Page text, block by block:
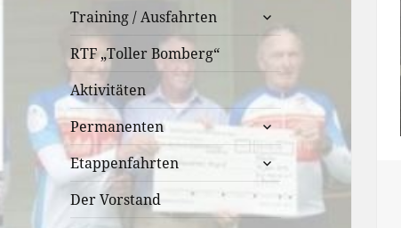
Training / Ausfahrten
untermenü
öffnen
RTF „Toller Bomberg“
Aktivitäten
Permanenten
untermenü
öffnen
Etappenfahrten
untermenü
öffnen
Der Vorstand